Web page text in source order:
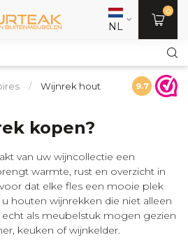
NL
0
/ Wijnrek hout 9.7
kopen?
van uw wijncollectie een
warmte, rust en overzicht in
dat elke fles een mooie plek
houten wijnrekken die niet alleen
echt als meubelstuk mogen gezien
keuken of wijnkelder.